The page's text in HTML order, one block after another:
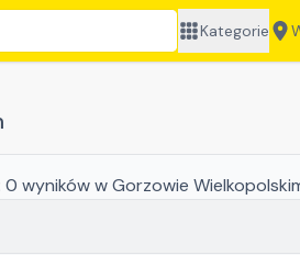
Kategorie
0 wynikóww Gorzowie